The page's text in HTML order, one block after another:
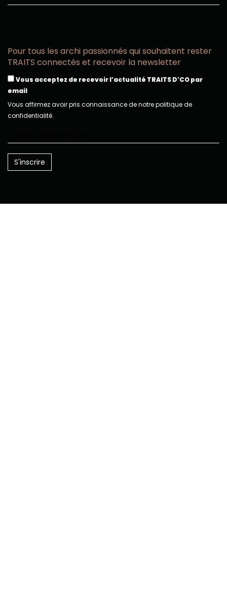
Pour tous les archi passionnés qui souhaitent rester
TRAITS connectés et recevoir la newsletter
Vous acceptez de recevoir l’actualité TRAITS D’CO par
email
Vous affirmez avoir pris connaissance de notre politique de
confidentialité.